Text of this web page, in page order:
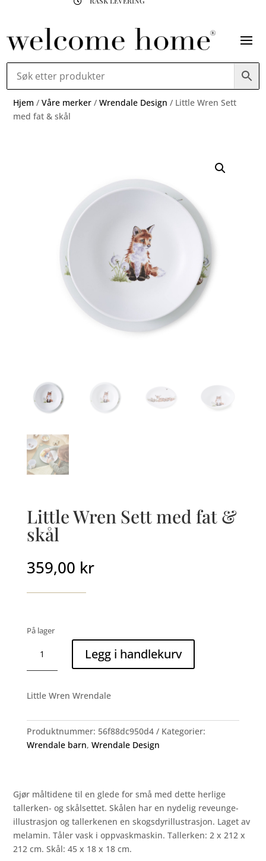
Hjem /Våre merker /Wrendale Design / Little Wren Sett
med fat & skål
Little Wren Sett med fat &
skål
359,00 kr
På lager
Wren
Sett
fat
skål
antall
Legg i handlekurv
Little Wren Wrendale
Produktnummer: 56f88dc950d4
Kategorier:
Wrendale barn, Wrendale Design
Gjør måltidene til en glede for små med dette herlige
tallerken- og skålsettet. Skålen har en nydelig reveunge-
illustrasjon og tallerkenen en skogsdyrillustrasjon. Laget av
melamin. Tåler vask i oppvaskmaskin. Tallerken: 2 x 212 x
212 cm. Skål: 45 x 18 x 18 cm.